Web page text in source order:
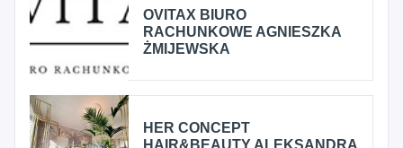
OVITAX BIURO
RACHUNKOWE AGNIESZKA
ŻMIJEWSKA
HER CONCEPT
HAIR&BEAUTY ALEKSANDRA